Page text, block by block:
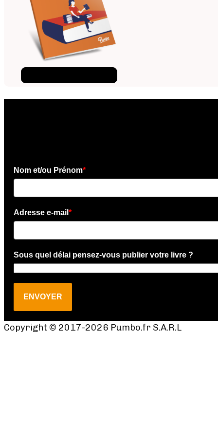
Nom et/ou Prénom*
Adresse e-mail *
Sous quel délai pensez-vous publier votre livre ?
ENVOYER
Copyright © 2017-2026 Pumbo.fr S.A.R.L